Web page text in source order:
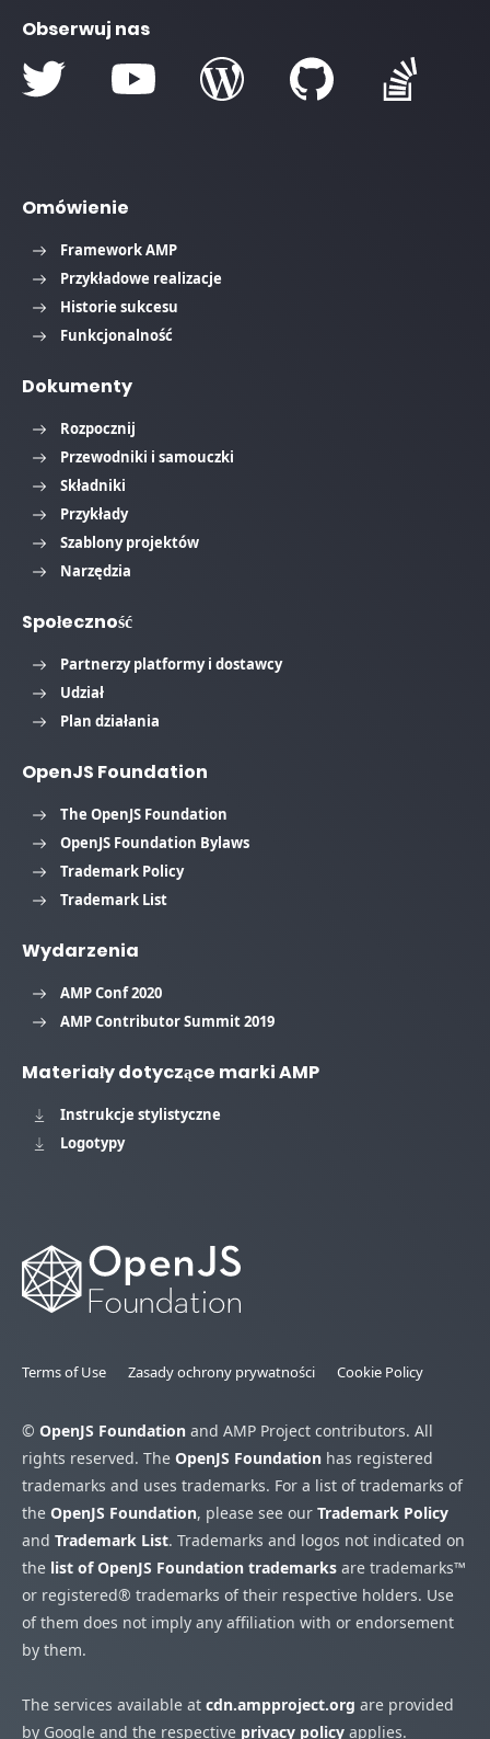
Obserwuj nas
Omówienie
Framework AMP
Przykładowe realizacje
Historie sukcesu
Funkcjonalność
Dokumenty
Rozpocznij
Przewodniki i samouczki
Składniki
Przykłady
Szablony projektów
Narzędzia
Społeczność
Partnerzy platformy i dostawcy
Udział
Plan działania
OpenJS Foundation
The OpenJS Foundation
OpenJS Foundation Bylaws
Trademark Policy
Trademark List
Wydarzenia
AMP Conf 2020
AMP Contributor Summit 2019
Materiały dotyczące marki AMP
Instrukcje stylistyczne
Logotypy
Terms of Use Zasady ochrony prywatności Cookie Policy
© OpenJS Foundation and AMP Project contributors. All
rights reserved. The OpenJS Foundation has registered
trademarks and uses trademarks. For a list of trademarks of
the OpenJS Foundation, please see our Trademark Policy
and Trademark List. Trademarks and logos not indicated on
the list of OpenJS Foundation trademarks are trademarks™
or registered® trademarks of their respective holders. Use
of them does not imply any affiliation with or endorsement
by them.
The services available at cdn.ampproject.org are provided
by Google and the respective privacy policy applies.